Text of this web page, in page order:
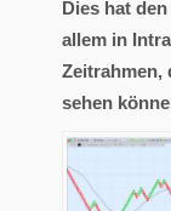
Dies hat
allem in
Zeitrahmen,
sehen